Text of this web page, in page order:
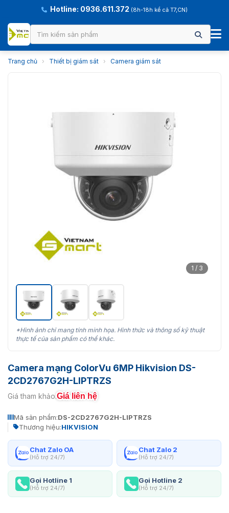
Hotline: 0936.611.372 (8h-18h kể cả T7,CN)
Trang chủ › Thiết bị giám sát › Camera giám sát
1 / 3
*Hình ảnh chỉ mang tính minh họa. Hình thức và thông số kỹ thuật
thực tế của sản phẩm có thể khác.
Camera mạng ColorVu 6MP Hikvision DS-
2CD2767G2H-LIPTRZS
Giá tham khảo:Giá liên hệ
Mã sản phẩm:DS-2CD2767G2H-LIPTRZS
Thương hiệu:HIKVISION
Chat Zalo OA
(Hỗ trợ 24/7)
Chat Zalo 2
(Hỗ trợ 24/7)
Gọi Hotline 1
(Hỗ trợ 24/7)
Gọi Hotline 2
(Hỗ trợ 24/7)